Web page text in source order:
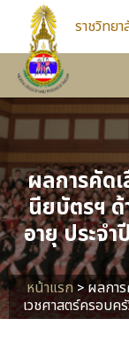
ราชวิทย
ค้นหา
ผลการคัด
นียบัตรฯ ด้
อายุ ประจ
หน้าแรก>ผลกา
เวชศาสตร์ครอบค